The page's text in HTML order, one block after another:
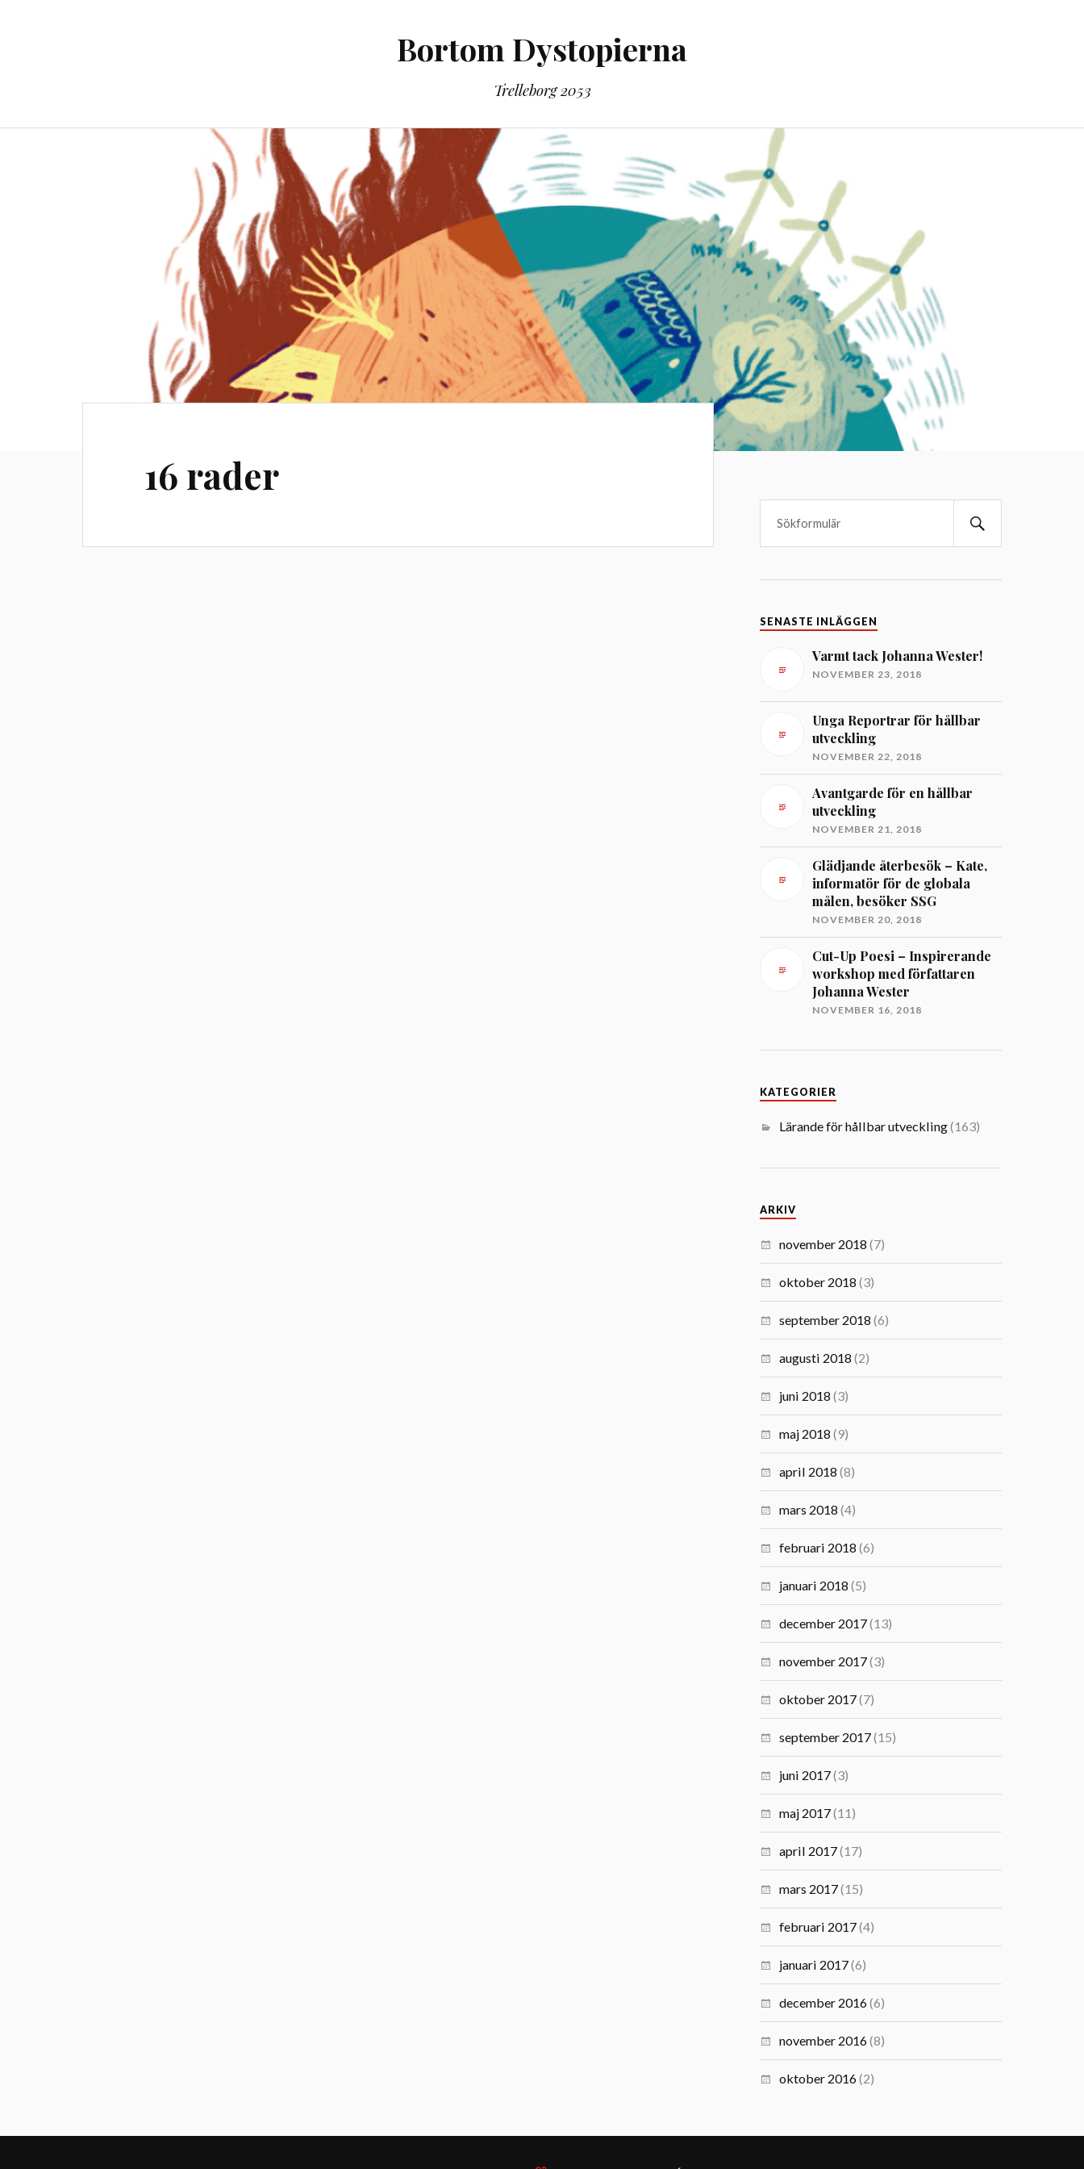
Bortom Dystopierna
Trelleborg 2053
16 rader
SENASTE INLÄGGEN
Varmt tack Johanna Wester!
NOVEMBER 23, 2018
Unga Reportrar för hållbar
utveckling
NOVEMBER 22, 2018
Avantgarde för en hållbar
utveckling
NOVEMBER 21, 2018
Glädjande återbesök – Kate,
informatör för de globala
målen, besöker SSG
NOVEMBER 20, 2018
Cut-Up Poesi – Inspirerande
workshop med författaren
Johanna Wester
NOVEMBER 16, 2018
KATEGORIER
Lärande för hållbar utveckling(163)
ARKIV
november 2018 (7)
oktober 2018 (3)
september 2018 (6)
augusti 2018 (2)
juni 2018 (3)
maj 2018 (9)
april 2018 (8)
mars 2018 (4)
februari 2018 (6)
januari 2018 (5)
december 2017(13)
november 2017(3)
oktober 2017(7)
september 2017(15)
juni 2017(3)
maj 2017(11)
april 2017(17)
mars 2017(15)
februari 2017(4)
januari 2017(6)
december 2016(6)
november 2016(8)
oktober 2016(2)